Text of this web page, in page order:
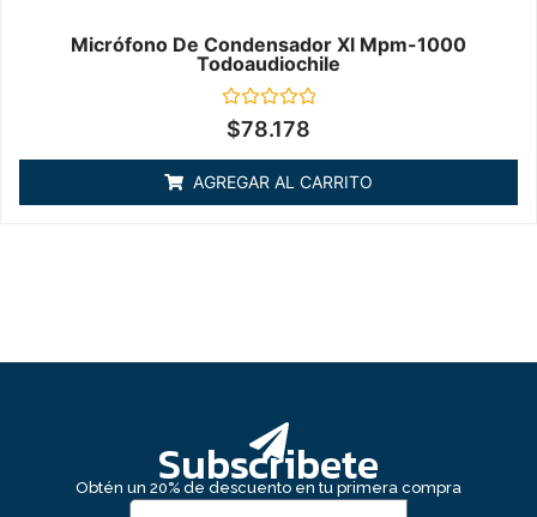
Micrófono De Condensador Xl Mpm-1000
Todoaudiochile
Valorado
en
de
5
$78.178
AGREGAR AL CARRITO
Subscribete
Obtén un 20% de descuento en tu primera compra